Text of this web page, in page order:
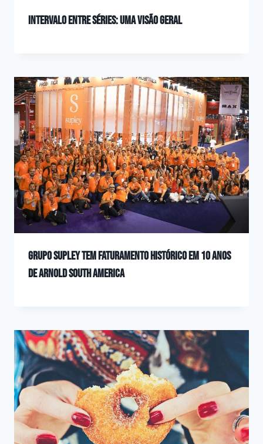
Intervalo entre séries: uma visão geral
Grupo Supley tem Faturamento Histórico em 10 Anos
de Arnold South America